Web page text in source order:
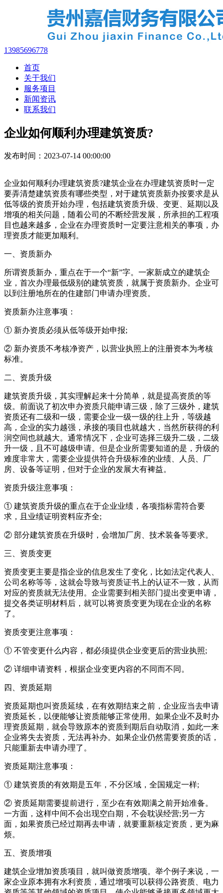
13985696778
首页
关于我们
服务项目
新闻资讯
联系我们
企业如何顺利办理建筑资质?
发布时间：2023-07-14 00:00:00
企业如何顺利办理建筑资质?建筑企业在办理建筑资质时一定
要弄清楚建筑资质有哪些类型，对于建筑资质新办按要求是从
低等级的资质开始办理，包括建筑资质升级、变更、延期以及
增项的相关问题，随着公司的不断经营发展，所承担的工程项
目也越来越多，企业在办理资质时一定要注意相关的事项，办
理资质才能更加顺利。
一、资质新办
所谓资质新办，重点在于一个“新”字。一家新成立的建筑企
业，首次办理最低级别的建筑资质，就属于资质新办。企业可
以到注册地所在的住建部门申请办理资质。
资质新办注意事项：
① 新办资质必须从低等级开始申报;
② 新办资质不考核净资产，以营业执照上的注册资本为考核
标准。
二、资质升级
建筑资质升级，其实理解起来十分简单，就是提高资质的等
级。前面说了初次申办资质只能申请三级，除了三级外，建筑
资质还有二级和一级，需要企业一级一级的往上升，等级越
高，企业的实力越强，承接的项目也就越大，当然所获得的利
润空间也就越大。通常情况下，企业可选择三级升二级，二级
升一级，且不可越级申请。但是企业所需要知道的是，升级的
难度非常大，需要企业提供符合升级标准的业绩、人员、厂
房、设备等证明，但对于企业的发展大有裨益。
资质升级注意事项：
① 建筑资质升级的重点在于企业业绩，各项指标需符合要
求，且业绩证明资料应齐全;
② 部分建筑资质在升级时，会增加厂房、技术装备等要求。
三、资质变更
资质变更主要是指企业的信息发生了变化，比如法定代表人、
公司名称等等，这就会导致与资质证书上的认证不一致，从而
对应的资质就无法使用。企业需要到相关部门提出变更申请，
提交各类证明材料后，就可以将资质变更为现在企业的名称
了。
资质变更注意事项：
① 不管变更什么内容，都必须提供企业变更后的营业执照;
② 详细申请资料，根据企业变更内容的不同而不同。
四、资质延期
资质延期也叫资质延续，在有效期结束之前，企业应当去申请
资质延长，以便能够让资质能够正常使用。如果企业不及时办
理资质延期，就会导致原本的资质到期后自动取消，如此一来
企业将失去资质，无法再补办。如果企业仍然需要资质的话，
只能重新去申请办理了。
资质延期注意事项：
① 建筑资质的有效期是五年，不分区域，全国规定一样;
② 资质延期需要提前进行，至少在有效期满之前开始准备。
一方面，这样中间不会出现空白期，不会耽误经营;另一方
面，如果资质已经过期再去申请，就要重新核定资质，更为麻
烦。
五、资质增项
建筑企业增加资质项目，就叫做资质增项。举个例子来说，一
家企业原本拥有水利资质，通过增项可以获得公路资质、电力